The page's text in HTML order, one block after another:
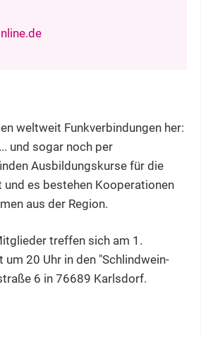
weltweit Funkverbindungen her:
und sogar noch per
Ausbildungskurse für die
es bestehen Kooperationen
aus der Region.
treffen sich am 1.
20 Uhr in den "Schlindwein-
6 in 76689 Karlsdorf.